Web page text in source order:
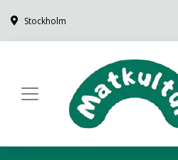
Stockholm